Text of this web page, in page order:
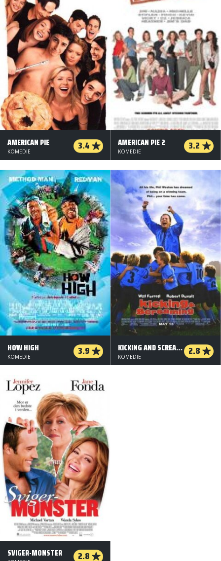
AMERICAN PIE 3.4
KOMEDIE
AMERICAN PIE 2 3.2
KOMEDIE
HOW HIGH 3.9
KOMEDIE
KICKING AND SCREAMING 2.8
KOMEDIE
SVIGER-MONSTER 2.8